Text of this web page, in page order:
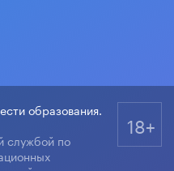
образования.
службой по
18+